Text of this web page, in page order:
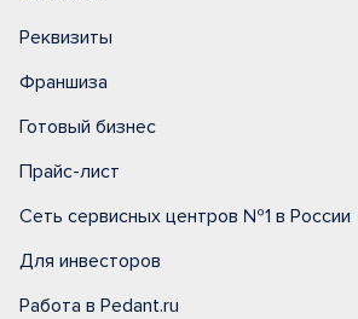
Реквизиты
Франшиза
Готовый бизнес
Прайс-лист
Сеть сервисных центров №1 в России
Для инвесторов
Работа в Pedant.ru